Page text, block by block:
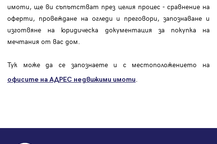
имоти, ще ви съпътстват през целия процес - сравнение на
оферти, провеждане на огледи и преговори, запознаване и
изготвяне на юридическа документация за покупка на
мечтания от вас дом.
Тук може да се запознаете и с местоположението на
офисите на АДРЕС недвижими имоти.